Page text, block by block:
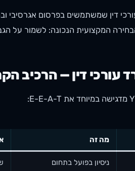
דין שמשתמשים בפרסום אגרסיבי
המקצועית הנכונה: לשמור על
מה זה
ניסיון בפועל בתחום